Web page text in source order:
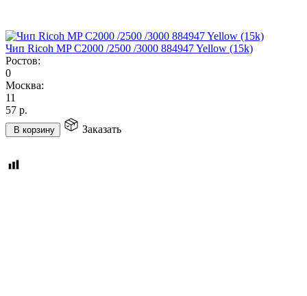
Чип Ricoh MP C2000 /2500 /3000 884947 Yellow (15k)
Ростов:
0
Москва:
11
57 р.
В корзину Заказать